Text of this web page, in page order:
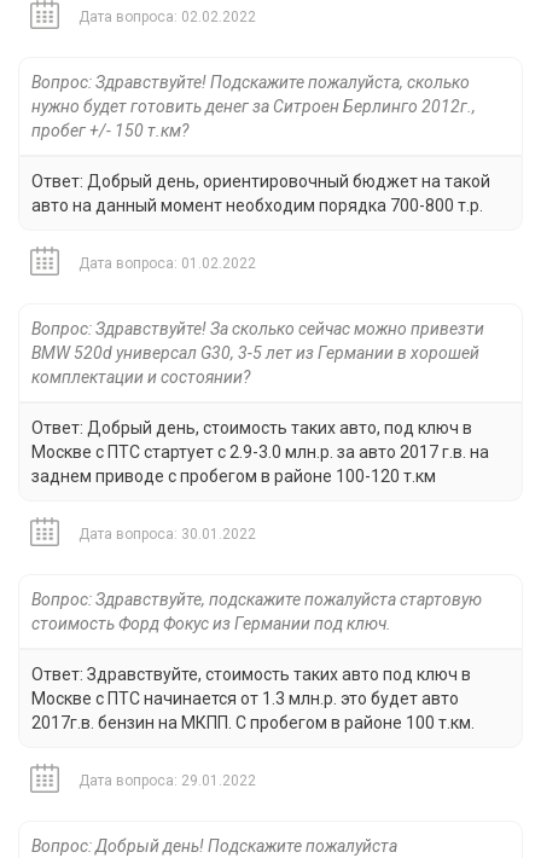
Дата вопроса: 02.02.2022
Вопрос: Здравствуйте! Подскажите пожалуйста, сколько
нужно будет готовить денег за Ситроен Берлинго 2012г.,
пробег +/- 150 т.км?
Ответ: Добрый день, ориентировочный бюджет на такой
авто на данный момент необходим порядка 700-800 т.р.
Дата вопроса: 01.02.2022
Вопрос: Здравствуйте! За сколько сейчас можно привезти
BMW 520d универсал G30, 3-5 лет из Германии в хорошей
комплектации и состоянии?
Ответ: Добрый день, стоимость таких авто, под ключ в
Москве с ПТС стартует с 2.9-3.0 млн.р. за авто 2017 г.в. на
заднем приводе с пробегом в районе 100-120 т.км
Дата вопроса: 30.01.2022
Вопрос: Здравствуйте, подскажите пожалуйста стартовую
стоимость Форд Фокус из Германии под ключ.
Ответ: Здравствуйте, стоимость таких авто под ключ в
Москве с ПТС начинается от 1.3 млн.р. это будет авто
2017г.в. бензин на МКПП. С пробегом в районе 100 т.км.
Дата вопроса: 29.01.2022
Вопрос: Добрый день! Подскажите пожалуйста